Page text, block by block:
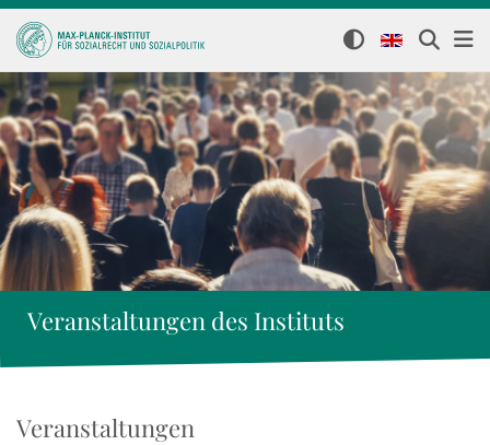
Veranstaltungen des Instituts
Veranstaltungen